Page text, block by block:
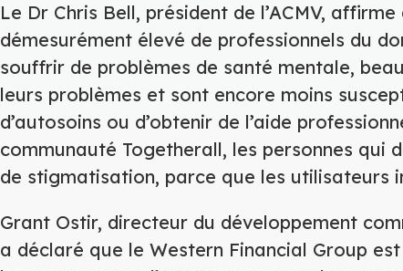
Le Dr Chris Bell, président de l’ACMV,
démesurément élevé de professionnels du
souffrir de problèmes de santé mentale,
leurs problèmes et sont encore moins
d’autosoins ou d’obtenir de l’aide
communauté Togetherall, les personnes qui
de stigmatisation, parce que les utilisateurs
Grant Ostir, directeur du développement
a déclaré que le Western Financial Group